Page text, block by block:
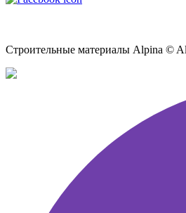
Строительные материалы Alpina ©